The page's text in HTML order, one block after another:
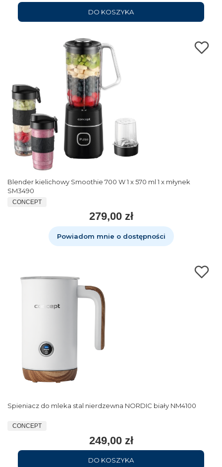
DO KOSZYKA
Blender kielichowy Smoothie 700 W 1 x 570 ml 1 x młynek
SM3490
CONCEPT
279,00 zł
Powiadom mnie o dostępności
Spieniacz do mleka stal nierdzewna NORDIC biały NM4100
CONCEPT
249,00 zł
DO KOSZYKA